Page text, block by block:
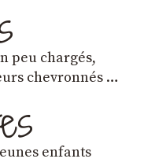
peu chargés,
chevronnés …
enfants